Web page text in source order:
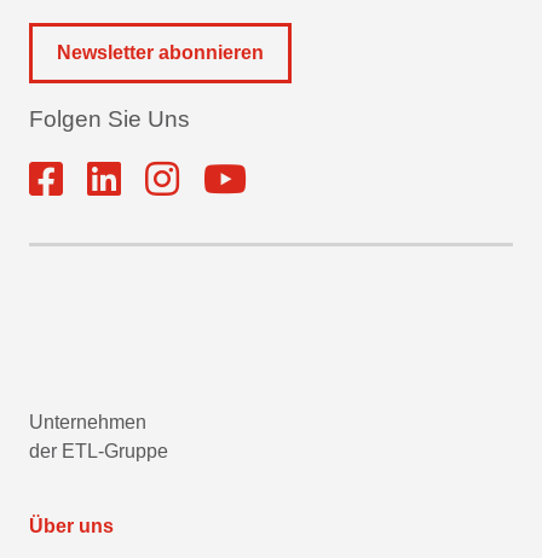
Newsletter abonnieren
Folgen Sie Uns
Unternehmen
der ETL-Gruppe
Über uns